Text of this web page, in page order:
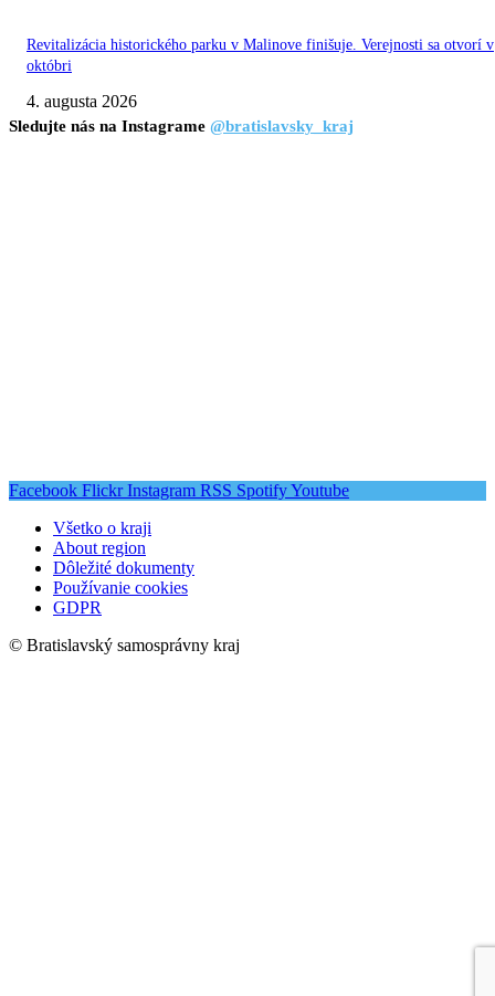
Revitalizácia historického parku v Malinove finišuje. Verejnosti sa otvorí v
októbri
4. augusta 2026
Sledujte nás na Instagrame @bratislavsky_kraj
Facebook Flickr Instagram RSS SpotifyYoutube
Všetko o kraji
About region
Dôležité dokumenty
Používanie cookies
GDPR
© Bratislavský samosprávny kraj